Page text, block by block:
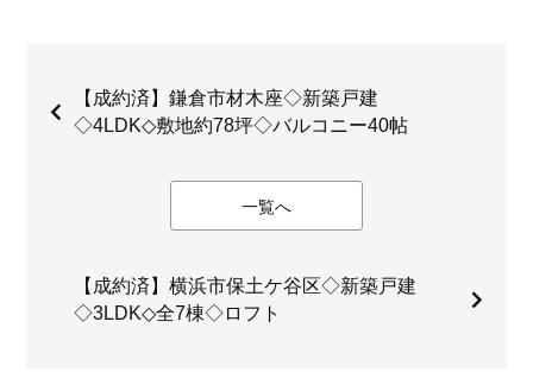
【成約済】鎌倉市材木座◇新築戸建
◇4LDK◇敷地約78坪◇バルコニー40帖
一覧へ
【成約済】横浜市保土ケ谷区◇新築戸建
◇3LDK◇全7棟◇ロフト